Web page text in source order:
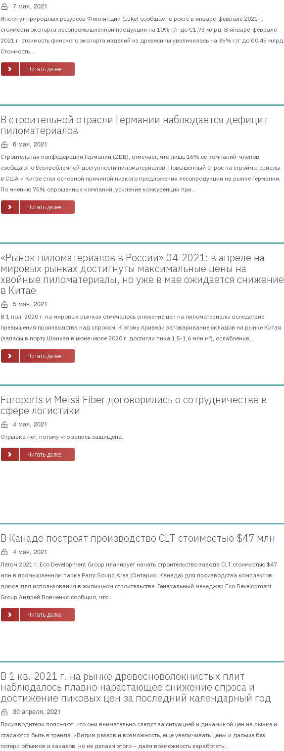
7 мая, 2021
Институт природных ресурсов Финляндии (Luke) сообщает о росте в январе-феврале 2021 г.
стоимости экспорта лесопромышленной продукции на 10% г/г до €1,73 млрд. В январе-феврале
2021 г. стоимость финского экспорта изделий из древесины увеличилась на 35% г/г до €0,45 млрд.
Стоимость...
Читать далее
В строительной отрасли Германии наблюдается дефицит
пиломатериалов
6 мая, 2021
Строительная конфедерация Германии (ZDB), отмечает, что лишь 16% ее компаний-членов
сообщают о беспроблемной доступности пиломатериалов. Повышенный спрос на стройматериалы
в США и Китае стал основной причиной низкого предложения лесопродукции на рынке Германии.
По мнению 75% опрошенных компаний, усиление конкуренции при...
Читать далее
«Рынок пиломатериалов в России» 04-2021: в апреле на
мировых рынках достигнуты максимальные цены на
хвойные пиломатериалы, но уже в мае ожидается снижение
в Китае
5 мая, 2021
В 1 пол. 2020 г. на мировых рынках отмечалось снижение цен на пиломатериалы вследствие
превышения производства над спросом. К этому привели затоваривание складов на рынке Китая
(запасы в порту Шанхая в июне-июле 2020 г. достигли пика 1,5-1,6 млн м³), ослабление...
Читать далее
Euroports и Metsä Fiber договорились о сотрудничестве в
сфере логистики
4 мая, 2021
Отрывка нет, потому что запись защищена.
Читать далее
В Канаде построят производство CLT стоимостью $47 млн
4 мая, 2021
Летом 2021 г. Eco Development Group планирует начать строительство завода CLT стоимостью $47
млн в промышленном парке Parry Sound Area (Онтарио, Канада) для производства комплектов
домов для использования в жилищном строительстве. Генеральный менеджер Eco Development
Group Андрей Вовченко сообщил, что...
Читать далее
В 1 кв. 2021 г. на рынке древесноволокнистых плит
наблюдалось плавно нарастающее снижение спроса и
достижение пиковых цен за последний календарный год
30 апреля, 2021
Производители поясняют, что они внимательно следят за ситуацией и динамикой цен на рынке и
стараются быть в тренде. «Видим резерв и возможность, еще увеличивать цены и дальше без
потери объемов и заказов, но не делаем этого – даём возможность заработать...